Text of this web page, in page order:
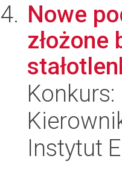
Nowe
złożone
Konkurs:
Instytut